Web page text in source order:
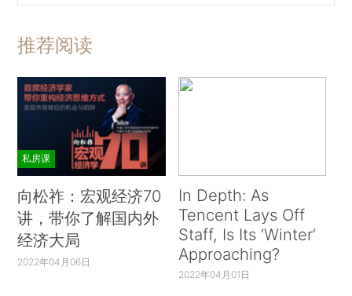
推荐阅读
私房课
向松祚：宏观经济70
讲，带你了解国内外
经济大局
2022年04月06日
In Depth: As
Tencent Lays Off
Staff, Is Its ‘Winter’
Approaching?
2022年04月01日